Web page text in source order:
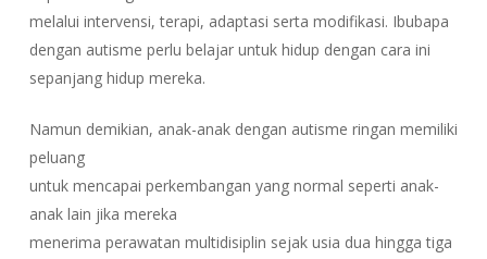
melalui intervensi, terapi, adaptasi serta modifikasi. Ibubapa
dengan autisme perlu belajar untuk hidup dengan cara ini
sepanjang hidup mereka.
Namun demikian, anak-anak dengan autisme ringan memiliki
peluang
untuk mencapai perkembangan yang normal seperti anak-
anak lain jika mereka
menerima perawatan multidisiplin sejak usia dua hingga tiga